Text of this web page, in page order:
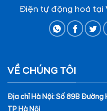
Điện tự động hoá tại
VỀ CHÚNG TÔI
Địa chỉ Hà Nội: Số 89B Đường